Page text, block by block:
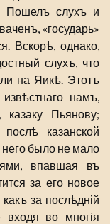
Пошелъ слухъ и
«государь»
Вскорѣ, однако,
слухъ, что
на Яикѣ. Этотъ
намъ,
казаку Пьянову;
казанской
было не мало
впавшая въ
за его новое
за послѣдній
во многія